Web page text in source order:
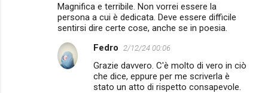
Magnifica e terribile. Non vorrei essere la
persona a cui è dedicata. Deve essere difficile
sentirsi dire certe cose, anche se in poesia.
Fedro 2/12/24 00:06
Grazie davvero. C'è molto di vero in ciò
che dice, eppure per me scriverla è
stato un atto di rispetto consapevole.